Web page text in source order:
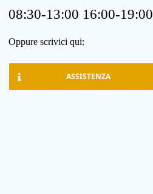
08:30-13:00 16:00-19:00
Oppure scrivici qui:
ASSISTENZA